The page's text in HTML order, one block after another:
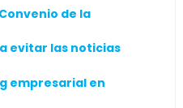
de la
evitar las noticias
empresarial en